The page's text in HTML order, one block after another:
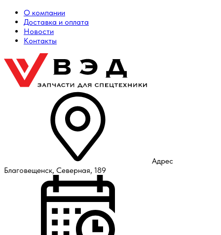
О компании
Доставка и оплата
Новости
Контакты
Адрес
Благовещенск, Северная, 189